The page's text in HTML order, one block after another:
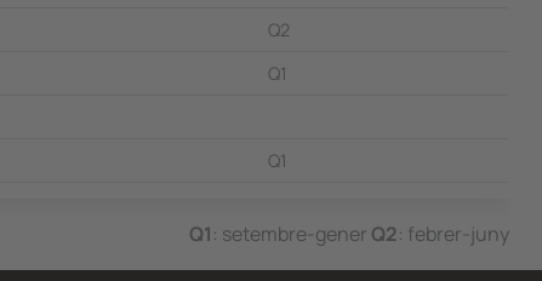
Q2
Q1
Q1
Q1: setembre-gener Q2: febrer-juny